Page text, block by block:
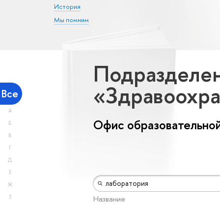
История
Мы помним
Все
А
Б
В
Г
Д
Е
Ж
З
Офис
Название